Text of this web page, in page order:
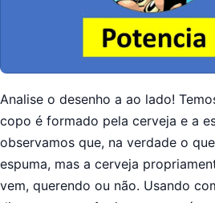
Analise o desenho a ao lado!
copo é formado pela cerveja e a
observamos que, na verdade o
espuma, mas a cerveja
vem, querendo ou não. Usando